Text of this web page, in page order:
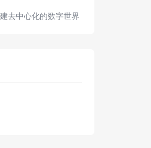
去中心化的数字世界